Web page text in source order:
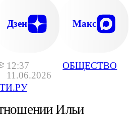
12:37
11.06.2026
ОБЩЕСТВО
Дзен Макс
Ильи